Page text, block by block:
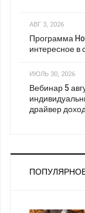
АВГ 3, 2026
Программа
интересное в
ИЮЛЬ 30, 2026
Вебинар 5
драйвер